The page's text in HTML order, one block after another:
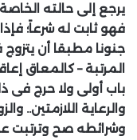
يرجع إلى حالته
فهو ثابت له شرعاً؛
جنونا مطبقا أن
المرتبة – كالمعاق
باب أولى ولا حرج فى
والرعاية اللازمتين..
وشرائطه صح وترتبت